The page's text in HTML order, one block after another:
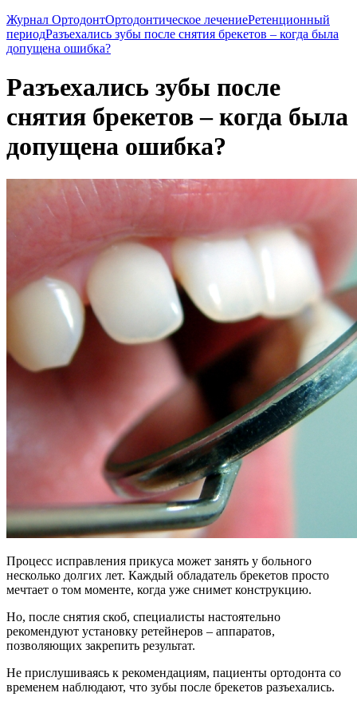
Журнал ОртодонтОртодонтическое лечениеРетенционный
периодРазъехались зубы после снятия брекетов – когда была
допущена ошибка?
Разъехались зубы после
снятия брекетов – когда была
допущена ошибка?
Процесс исправления прикуса может занять у больного
несколько долгих лет. Каждый обладатель брекетов просто
мечтает о том моменте, когда уже снимет конструкцию.
Но, после снятия скоб, специалисты настоятельно
рекомендуют установку ретейнеров – аппаратов,
позволяющих закрепить результат.
Не прислушиваясь к рекомендациям, пациенты ортодонта со
временем наблюдают, что зубы после брекетов разъехались.